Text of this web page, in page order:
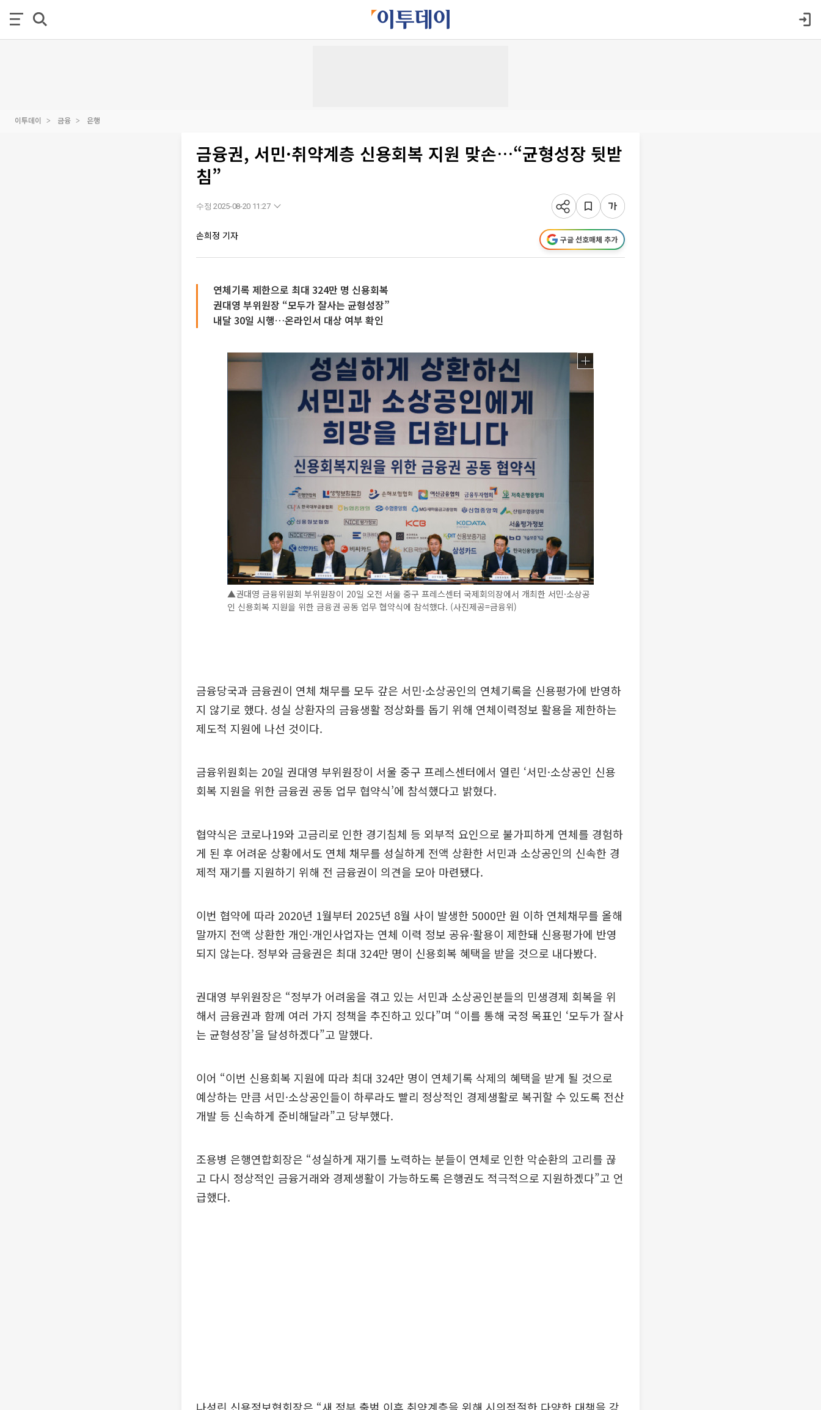
이투데이 금융 은행
금융권, 서민·취약계층 신용회복 지원 맞손…“균형성장 뒷받
침”
수정 2025-08-20 11:27
손희정 기자 구글 선호매체 추가
연체기록 제한으로 최대 324만 명 신용회복
권대영 부위원장 “모두가 잘사는 균형성장”
내달 30일 시행…온라인서 대상 여부 확인
▲권대영 금융위원회 부위원장이 20일 오전 서울 중구 프레스센터 국제회의장에서 개최한 서민·소상공
인 신용회복 지원을 위한 금융권 공동 업무 협약식에 참석했다. (사진제공=금융위)
금융당국과 금융권이 연체 채무를 모두 갚은 서민·소상공인의 연체기록을 신용평가에 반영하
지 않기로 했다. 성실 상환자의 금융생활 정상화를 돕기 위해 연체이력정보 활용을 제한하는
제도적 지원에 나선 것이다.
금융위원회는 20일 권대영 부위원장이 서울 중구 프레스센터에서 열린 ‘서민·소상공인 신용
회복 지원을 위한 금융권 공동 업무 협약식’에 참석했다고 밝혔다.
협약식은 코로나19와 고금리로 인한 경기침체 등 외부적 요인으로 불가피하게 연체를 경험하
게 된 후 어려운 상황에서도 연체 채무를 성실하게 전액 상환한 서민과 소상공인의 신속한 경
제적 재기를 지원하기 위해 전 금융권이 의견을 모아 마련됐다.
이번 협약에 따라 2020년 1월부터 2025년 8월 사이 발생한 5000만 원 이하 연체채무를 올해
말까지 전액 상환한 개인·개인사업자는 연체 이력 정보 공유·활용이 제한돼 신용평가에 반영
되지 않는다. 정부와 금융권은 최대 324만 명이 신용회복 혜택을 받을 것으로 내다봤다.
권대영 부위원장은 “정부가 어려움을 겪고 있는 서민과 소상공인분들의 민생경제 회복을 위
해서 금융권과 함께 여러 가지 정책을 추진하고 있다”며 “이를 통해 국정 목표인 ‘모두가 잘사
는 균형성장’을 달성하겠다”고 말했다.
이어 “이번 신용회복 지원에 따라 최대 324만 명이 연체기록 삭제의 혜택을 받게 될 것으로
예상하는 만큼 서민·소상공인들이 하루라도 빨리 정상적인 경제생활로 복귀할 수 있도록 전산
개발 등 신속하게 준비해달라”고 당부했다.
조용병 은행연합회장은 “성실하게 재기를 노력하는 분들이 연체로 인한 악순환의 고리를 끊
고 다시 정상적인 금융거래와 경제생활이 가능하도록 은행권도 적극적으로 지원하겠다”고 언
급했다.